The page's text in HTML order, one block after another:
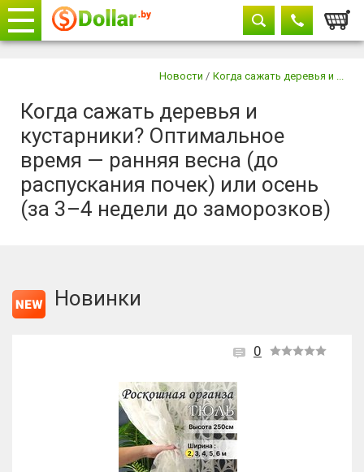
Новости / Когда сажать деревья и ...
Когда сажать деревья и
кустарники? Оптимальное
время — ранняя весна (до
распускания почек) или осень
(за 3–4 недели до заморозков)
Новинки
0